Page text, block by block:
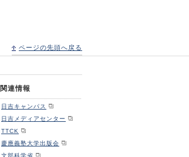
ページの先頭へ戻る
関連情報
日吉キャンパス
日吉メディアセンター
TTCK
慶應義塾大学出版会
文部科学省